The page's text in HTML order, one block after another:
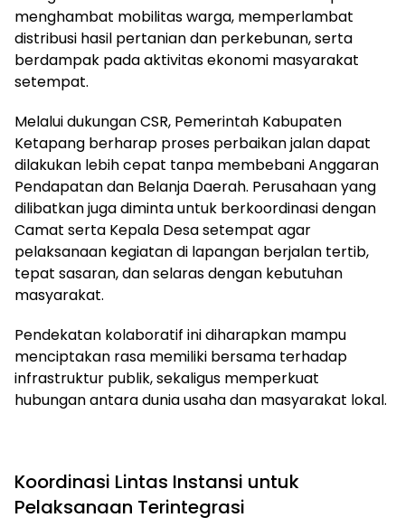
menghambat mobilitas warga, memperlambat
distribusi hasil pertanian dan perkebunan, serta
berdampak pada aktivitas ekonomi masyarakat
setempat.
Melalui dukungan CSR, Pemerintah Kabupaten
Ketapang berharap proses perbaikan jalan dapat
dilakukan lebih cepat tanpa membebani Anggaran
Pendapatan dan Belanja Daerah. Perusahaan yang
dilibatkan juga diminta untuk berkoordinasi dengan
Camat serta Kepala Desa setempat agar
pelaksanaan kegiatan di lapangan berjalan tertib,
tepat sasaran, dan selaras dengan kebutuhan
masyarakat.
Pendekatan kolaboratif ini diharapkan mampu
menciptakan rasa memiliki bersama terhadap
infrastruktur publik, sekaligus memperkuat
hubungan antara dunia usaha dan masyarakat lokal.
Koordinasi Lintas Instansi untuk
Pelaksanaan Terintegrasi